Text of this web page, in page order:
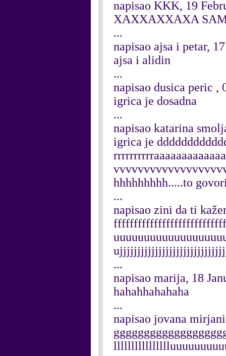
napisao KKK, 19
XAXXAXXAXA
...
napisao ajsa i petar,
ajsa i alidin
...
napisao dusica peric ,
igrica je dosadna
...
napisao katarina
igrica je
hhhhhhhhh.....to
...
napisao zini da ti
...
napisao marija, 18
hahahhahahaha
...
napisao jovana